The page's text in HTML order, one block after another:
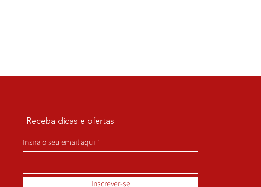
Receba dicas e ofertas
Insira o seu email aqui
Inscrever-se